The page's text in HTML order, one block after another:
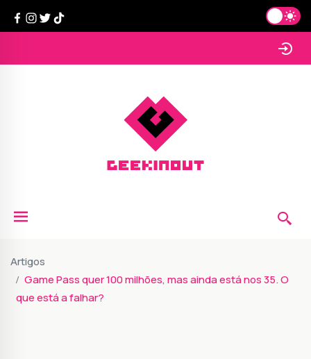
Artigos
Game Pass quer 100 milhões, mas ainda está nos 35. O
que está a falhar?